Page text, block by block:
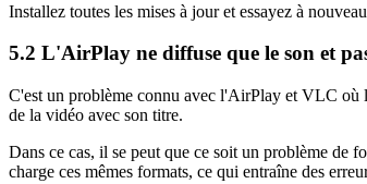
Installez toutes les mises à jour et essayez à
5.2 L'AirPlay ne diffuse que le son et
C'est un problème connu avec l'AirPlay et VLC où
de la vidéo avec son titre.
Dans ce cas, il se peut que ce soit un problème de
charge ces mêmes formats, ce qui entraîne des